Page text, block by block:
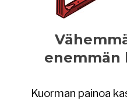
enemmän
Kuorman painoa